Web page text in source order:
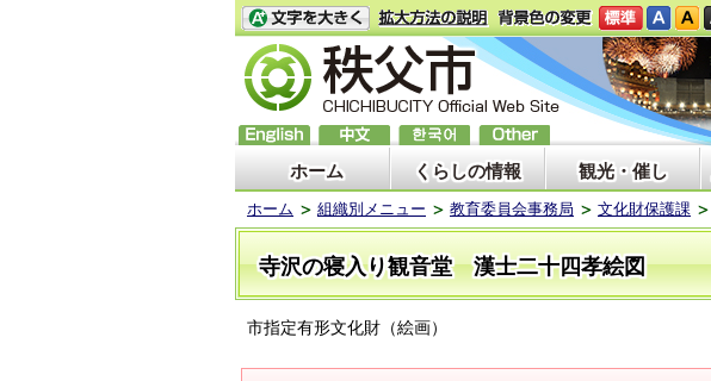
ホーム くらしの情報 観光・催し
ホーム 組織別メニュー 教育委員会事務局 文化財保護課
寺沢の寝入り観音堂 漢士二十四孝絵図
市指定有形文化財（絵画）